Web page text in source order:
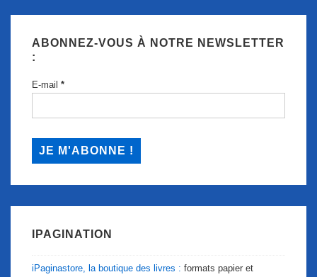
ABONNEZ-VOUS À NOTRE NEWSLETTER
:
E-mail *
IPAGINATION
iPaginastore, la boutique des livres : formats papier et